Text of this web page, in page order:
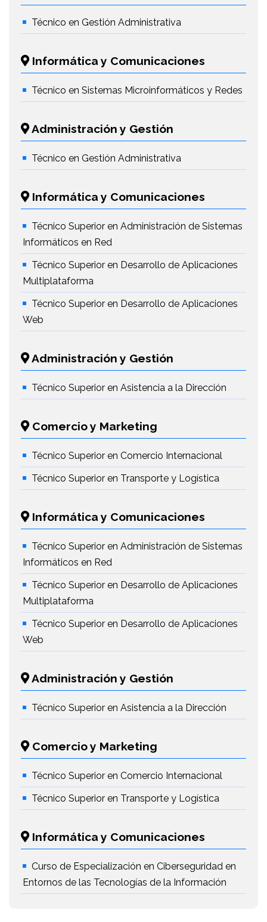
Técnico en Gestión Administrativa
Informática y Comunicaciones
Técnico en Sistemas Microinformáticos y Redes
Administración y Gestión
Técnico en Gestión Administrativa
Informática y Comunicaciones
Técnico Superior en Administración de Sistemas
Informáticos en Red
Técnico Superior en Desarrollo de Aplicaciones
Multiplataforma
Técnico Superior en Desarrollo de Aplicaciones
Web
Administración y Gestión
Técnico Superior en Asistencia a la Dirección
Comercio y Marketing
Técnico Superior en Comercio Internacional
Técnico Superior en Transporte y Logística
Informática y Comunicaciones
Técnico Superior en Administración de Sistemas
Informáticos en Red
Técnico Superior en Desarrollo de Aplicaciones
Multiplataforma
Técnico Superior en Desarrollo de Aplicaciones
Web
Administración y Gestión
Técnico Superior en Asistencia a la Dirección
Comercio y Marketing
Técnico Superior en Comercio Internacional
Técnico Superior en Transporte y Logística
Informática y Comunicaciones
Curso de Especialización en Ciberseguridad en
Entornos de las Tecnologías de la Información